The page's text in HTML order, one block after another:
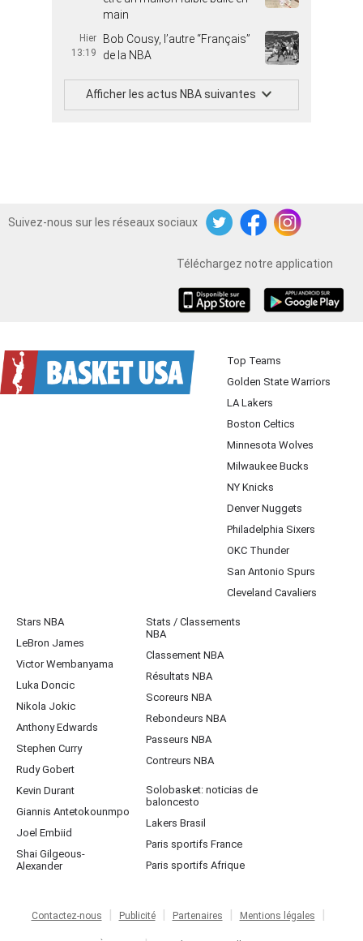
main
Hier
13:19
Bob Cousy, l’autre “Français”
de la NBA
Afficher les actus NBA suivantes
Suivez-nous sur les réseaux sociaux
TwitterFacebookInstagram
Téléchargez notre application
Top Teams
Golden State Warriors
LA Lakers
Boston Celtics
Minnesota Wolves
Milwaukee Bucks
NY Knicks
Denver Nuggets
Philadelphia Sixers
OKC Thunder
San Antonio Spurs
Cleveland Cavaliers
Stars NBA
LeBron James
Victor Wembanyama
Luka Doncic
Nikola Jokic
Anthony Edwards
Stephen Curry
Rudy Gobert
Kevin Durant
Giannis Antetokounmpo
Joel Embiid
Shai Gilgeous-
Alexander
Stats / Classements
NBA
Classement NBA
Résultats NBA
Scoreurs NBA
Rebondeurs NBA
Passeurs NBA
Contreurs NBA
Solobasket: noticias de
baloncesto
Lakers Brasil
Paris sportifs France
Paris sportifs Afrique
Contactez-nous Publicité Partenaires Mentions légales